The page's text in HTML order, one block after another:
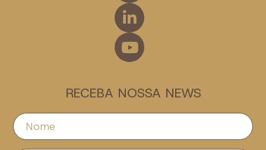
RECEBA NOSSA NEWS